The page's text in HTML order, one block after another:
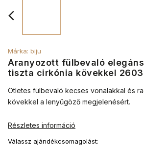
Aranyozott fülbevaló
tiszta cirkónia kövekkel 2603
Márka: biju
Válassz ajándékcsomagolást:
Ötletes fülbevaló kecses vonalakkal és
kövekkel a lenyűgöző megjelenésért.
Részletes információ